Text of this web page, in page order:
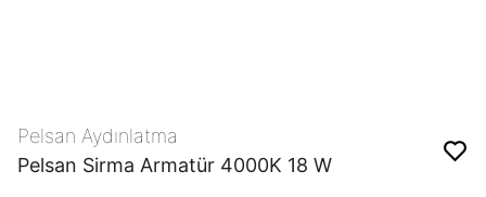
Pelsan Aydınlatma
Pelsan Sirma Armatür 4000K 18 W